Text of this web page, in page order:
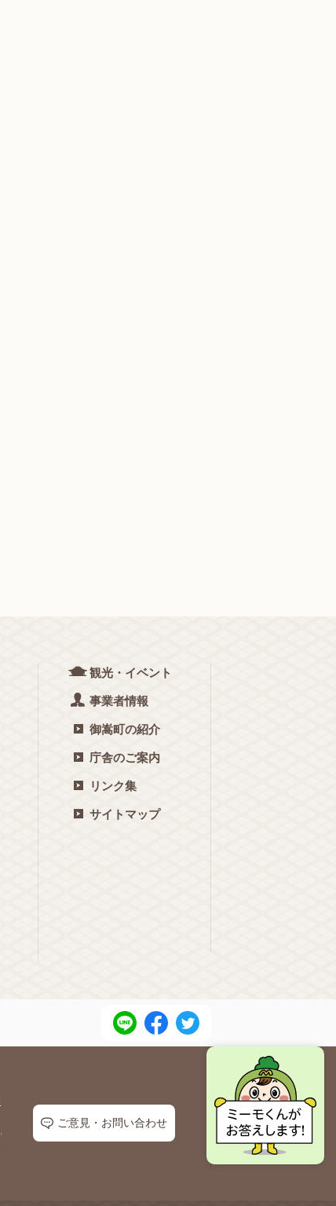
観光・イベント
事業者情報
御嵩町の紹介
庁舎のご案内
リンク集
サイトマップ
ご意見・お問い合わせ